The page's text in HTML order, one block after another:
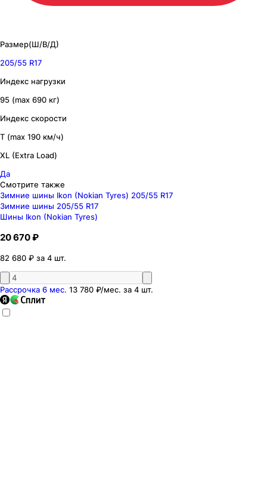
Размер(Ш/В/Д)
205/55 R17
Индекс нагрузки
95 (max 690 кг)
Индекс скорости
T (max 190 км/ч)
XL (Extra Load)
Да
Смотрите также
Зимние шины Ikon (Nokian Tyres) 205/55 R17
Зимние шины 205/55 R17
Шины Ikon (Nokian Tyres)
20 670 ₽
82 680 ₽ за 4 шт.
Рассрочка 6 мес. 13 780 ₽/мес. за 4 шт.